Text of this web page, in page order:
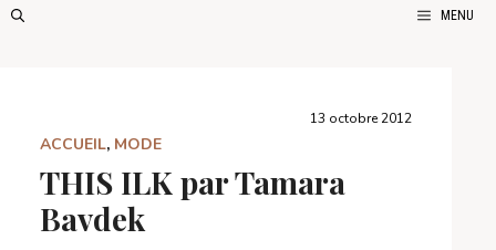
MENU
13 octobre 2012
ACCUEIL, MODE
THIS ILK par Tamara
Bavdek